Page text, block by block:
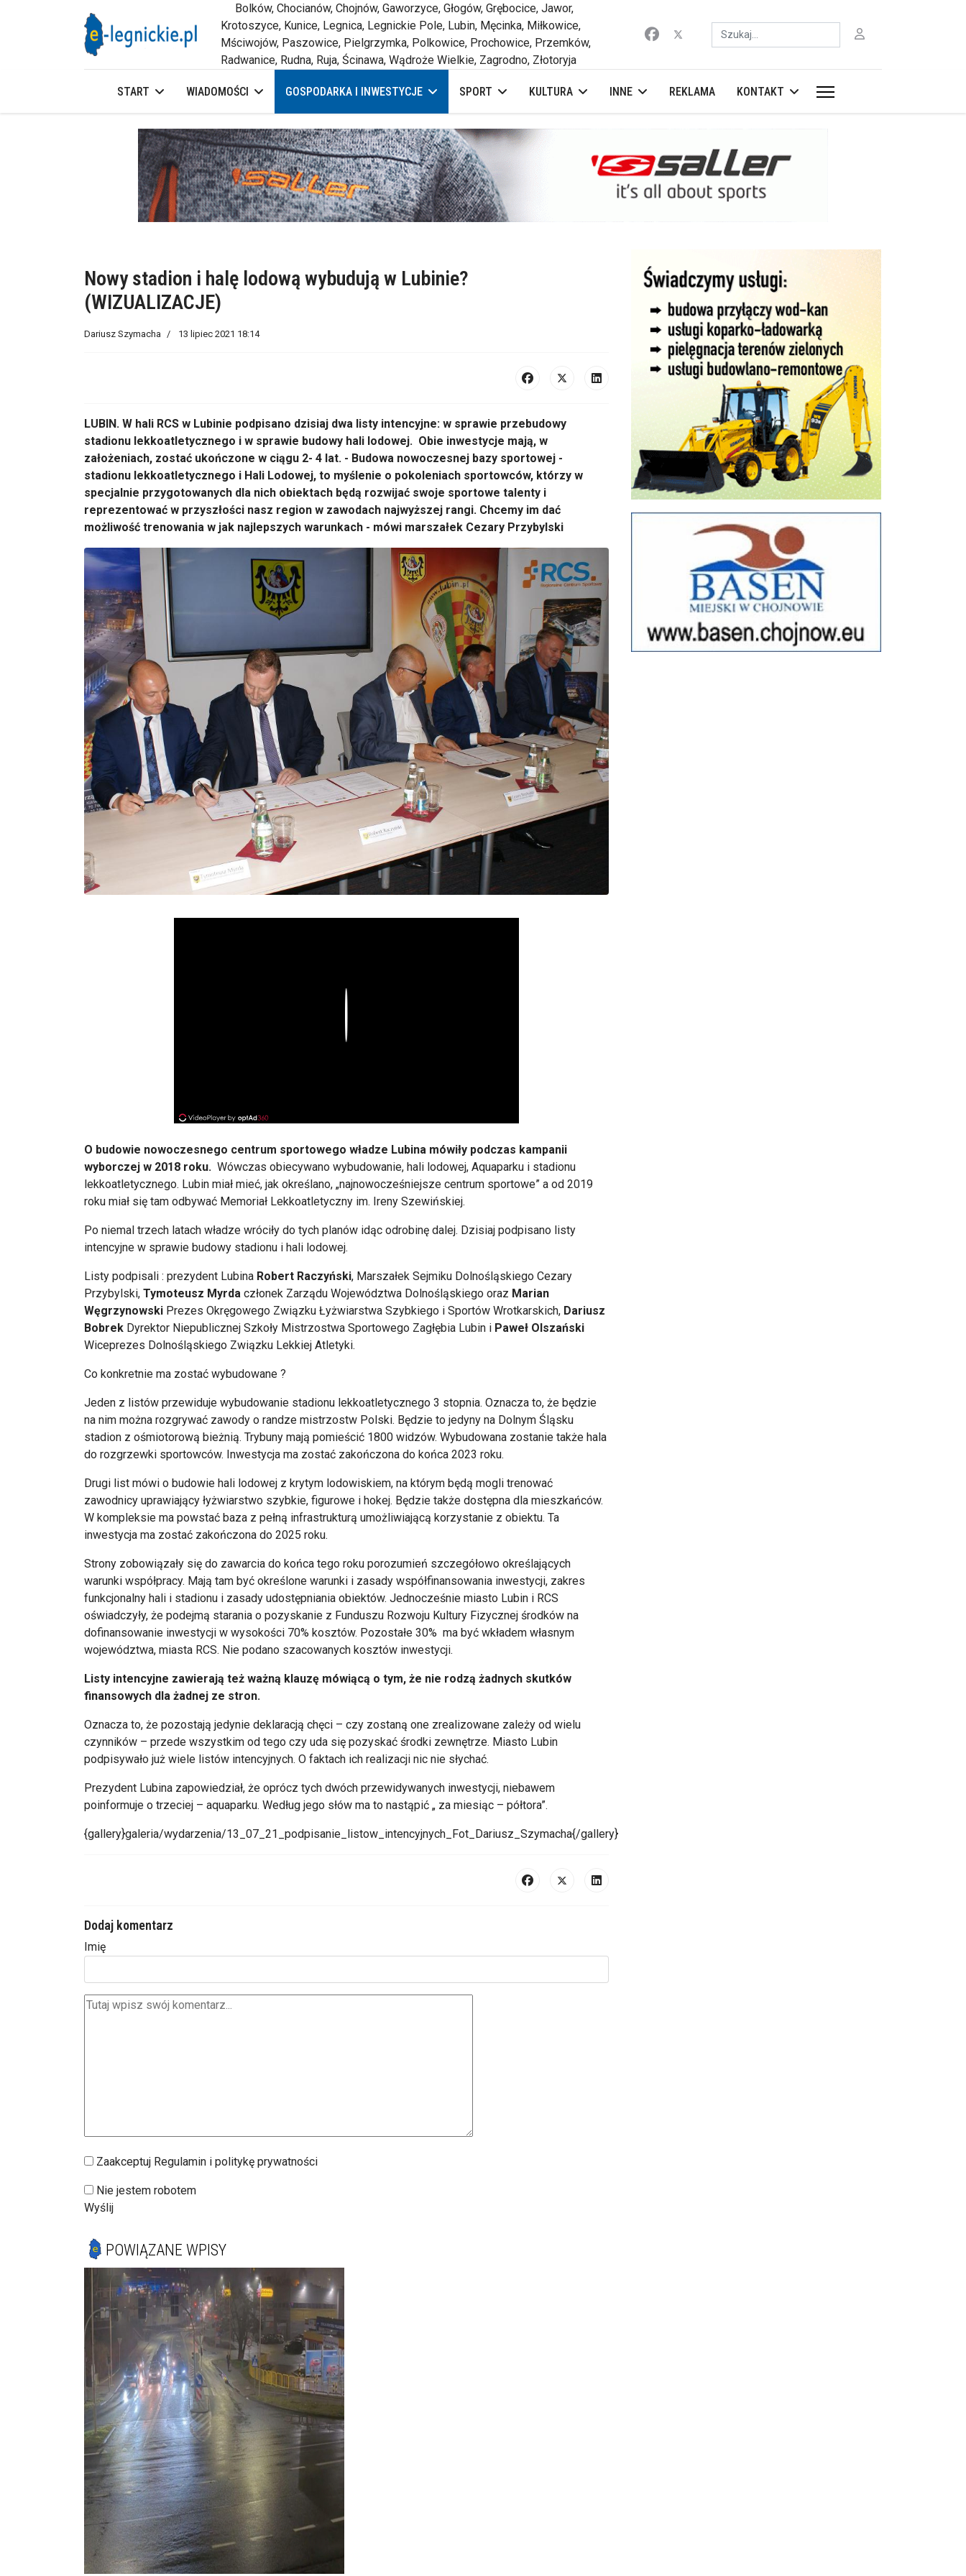
Bolków, Chocianów, Chojnów, Gaworzyce, Głogów, Grębocice, Jawor,
Krotoszyce, Kunice, Legnica, Legnickie Pole, Lubin, Męcinka, Miłkowice,
Mściwojów, Paszowice, Pielgrzymka, Polkowice, Prochowice, Przemków,
Radwanice, Rudna, Ruja, Ścinawa, Wądroże Wielkie, Zagrodno, Złotoryja
Szukaj
START WIADOMOŚCI GOSPODARKA I INWESTYCJE SPORT KULTURA INNE REKLAMA KONTAKT
Nowy stadion i halę lodową wybudują w Lubinie?
(WIZUALIZACJE)
Dariusz Szymacha 13 lipiec 2021 18:14
LUBIN. W hali RCS w Lubinie podpisano dzisiaj dwa listy intencyjne: w sprawie przebudowy
stadionu lekkoatletycznego i w sprawie budowy hali lodowej. Obie inwestycje mają, w
założeniach, zostać ukończone w ciągu 2- 4 lat. - Budowa nowoczesnej bazy sportowej -
stadionu lekkoatletycznego i Hali Lodowej, to myślenie o pokoleniach sportowców, którzy w
specjalnie przygotowanych dla nich obiektach będą rozwijać swoje sportowe talenty i
reprezentować w przyszłości nasz region w zawodach najwyższej rangi. Chcemy im dać
możliwość trenowania w jak najlepszych warunkach - mówi marszałek Cezary Przybylski
O budowie nowoczesnego centrum sportowego władze Lubina mówiły podczas kampanii
wyborczej w 2018 roku. Wówczas obiecywano wybudowanie, hali lodowej, Aquaparku i stadionu
lekkoatletycznego. Lubin miał mieć, jak określano, „najnowocześniejsze centrum sportowe” a od 2019
roku miał się tam odbywać Memoriał Lekkoatletyczny im. Ireny Szewińskiej.
Po niemal trzech latach władze wróciły do tych planów idąc odrobinę dalej. Dzisiaj podpisano listy
intencyjne w sprawie budowy stadionu i hali lodowej.
Listy podpisali : prezydent Lubina Robert Raczyński, Marszałek Sejmiku Dolnośląskiego Cezary
Przybylski, Tymoteusz Myrda członek Zarządu Województwa Dolnośląskiego oraz Marian
Węgrzynowski Prezes Okręgowego Związku Łyżwiarstwa Szybkiego i Sportów Wrotkarskich, Dariusz
Bobrek Dyrektor Niepublicznej Szkoły Mistrzostwa Sportowego Zagłębia Lubin i Paweł Olszański
Wiceprezes Dolnośląskiego Związku Lekkiej Atletyki.
Co konkretnie ma zostać wybudowane ?
Jeden z listów przewiduje wybudowanie stadionu lekkoatletycznego 3 stopnia. Oznacza to, że będzie
na nim można rozgrywać zawody o randze mistrzostw Polski. Będzie to jedyny na Dolnym Śląsku
stadion z ośmiotorową bieżnią. Trybuny mają pomieścić 1800 widzów. Wybudowana zostanie także hala
do rozgrzewki sportowców. Inwestycja ma zostać zakończona do końca 2023 roku.
Drugi list mówi o budowie hali lodowej z krytym lodowiskiem, na którym będą mogli trenować
zawodnicy uprawiający łyżwiarstwo szybkie, figurowe i hokej. Będzie także dostępna dla mieszkańców.
W kompleksie ma powstać baza z pełną infrastrukturą umożliwiającą korzystanie z obiektu. Ta
inwestycja ma zostać zakończona do 2025 roku.
Strony zobowiązały się do zawarcia do końca tego roku porozumień szczegółowo określających
warunki współpracy. Mają tam być określone warunki i zasady współfinansowania inwestycji, zakres
funkcjonalny hali i stadionu i zasady udostępniania obiektów. Jednocześnie miasto Lubin i RCS
oświadczyły, że podejmą starania o pozyskanie z Funduszu Rozwoju Kultury Fizycznej środków na
dofinansowanie inwestycji w wysokości 70% kosztów. Pozostałe 30% ma być wkładem własnym
województwa, miasta RCS. Nie podano szacowanych kosztów inwestycji.
Listy intencyjne zawierają też ważną klauzę mówiącą o tym, że nie rodzą żadnych skutków
finansowych dla żadnej ze stron.
Oznacza to, że pozostają jedynie deklaracją chęci – czy zostaną one zrealizowane zależy od wielu
czynników – przede wszystkim od tego czy uda się pozyskać środki zewnętrze. Miasto Lubin
podpisywało już wiele listów intencyjnych. O faktach ich realizacji nic nie słychać.
Prezydent Lubina zapowiedział, że oprócz tych dwóch przewidywanych inwestycji, niebawem
poinformuje o trzeciej – aquaparku. Według jego słów ma to nastąpić „ za miesiąc – półtora”.
{gallery}galeria/wydarzenia/13_07_21_podpisanie_listow_intencyjnych_Fot_Dariusz_Szymacha{/gallery}
Dodaj komentarz
Imię
Zaakceptuj Regulamin i politykę prywatności
Nie jestem robotem
Wyślij
POWIĄZANE WPISY